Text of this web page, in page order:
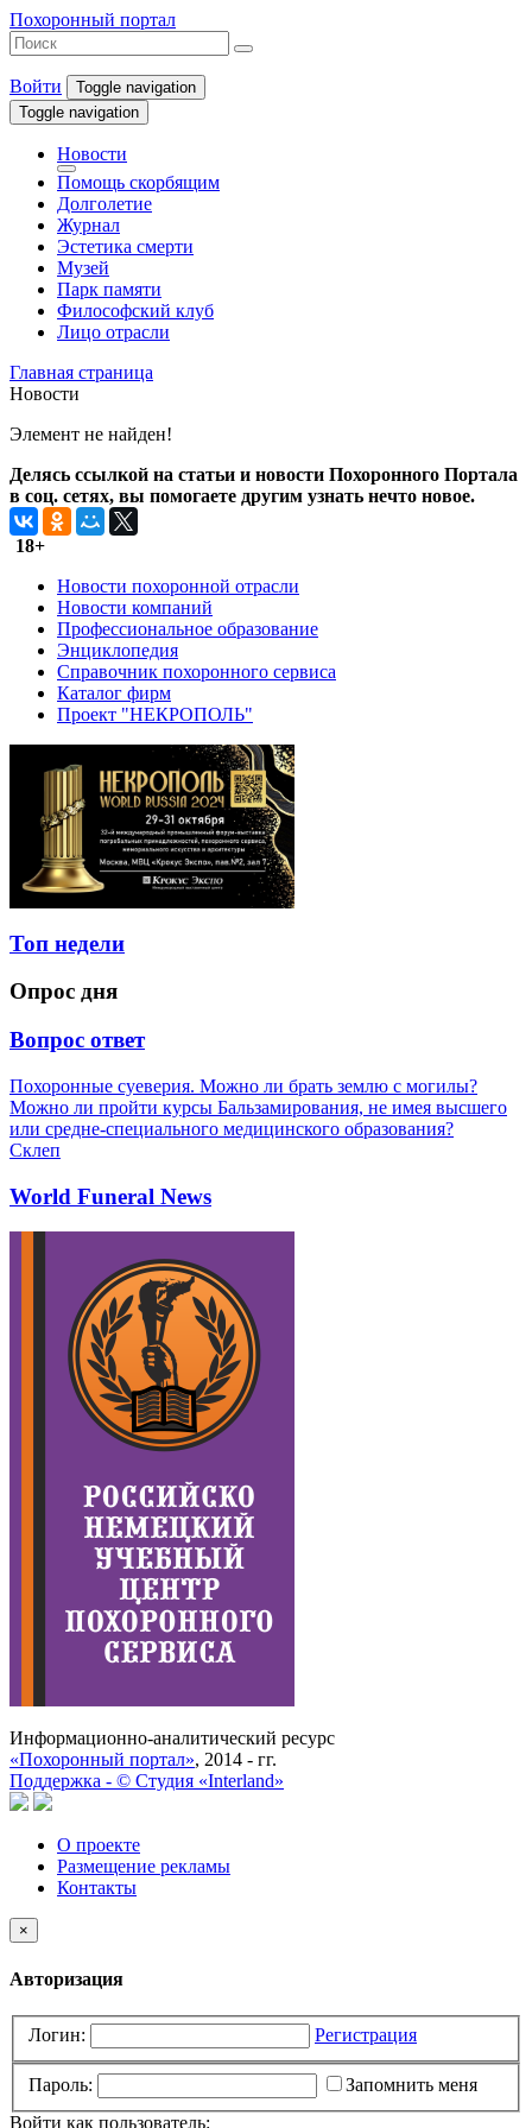
Похоронный портал
Войти
Toggle navigation
Toggle navigation
Новости
Помощь скорбящим
Долголетие
Журнал
Эстетика смерти
Музей
Парк памяти
Философский клуб
Лицо отрасли
Главная страница
Новости
Элемент не найден!
Делясь ссылкой на статьи и новости Похоронного Портала
в соц. сетях, вы помогаете другим узнать нечто новое.
18+
Новости похоронной отрасли
Новости компаний
Профессиональное образование
Энциклопедия
Справочник похоронного сервиса
Каталог фирм
Проект "НЕКРОПОЛЬ"
Топ недели
Опрос дня
Вопрос ответ
Похоронные суеверия. Можно ли брать землю с могилы?
Можно ли пройти курсы Бальзамирования, не имея высшего
или средне-специального медицинского образования?
Склеп
World Funeral News
Информационно-аналитический ресурс
«Похоронный портал», 2014 - гг.
Поддержка - © Cтудия «Interland»
О проекте
Размещение рекламы
Контакты
×
Авторизация
Логин: Регистрация
Пароль:
Запомнить меня
Войти как пользователь: